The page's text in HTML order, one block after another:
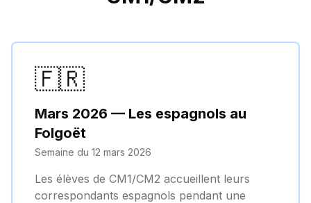
🇫🇷
Mars 2026 — Les espagnols au
Folgoët
Semaine du 12 mars 2026
Les élèves de CM1/CM2 accueillent leurs
correspondants espagnols pendant une